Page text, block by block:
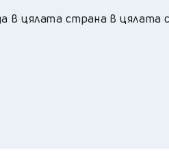
в цялата страна в цялата